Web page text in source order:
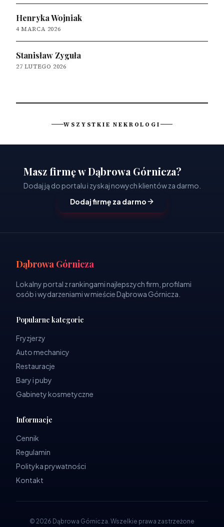
Henryka Wojniak
4 MARCA 2026
Stanisław Zyguła
27 LUTEGO 2026
WSZYSTKIE NEKROLOGI
Masz firmę w Dąbrowa Górnicza?
Dodaj ją do portalu i zyskaj nowych klientów za darmo.
Dodaj firmę za darmo
Dąbrowa Górnicza
Lokalny portal z rankingami najlepszych firm, profilami
osób i wydarzeniami w mieście Dąbrowa Górnicza.
Popularne kategorie
Fryzjerzy
Auto mechanicy
Restauracje
Bary i puby
Gabinety kosmetyczne
Informacje
Cennik
Regulamin
Polityka prywatności
Kontakt
© 2026 Dąbrowa Górnicza. Wszelkie prawa zastrzeżone